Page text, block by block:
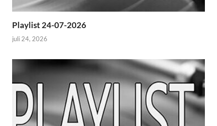
Playlist 24-07-2026
juli 24, 2026